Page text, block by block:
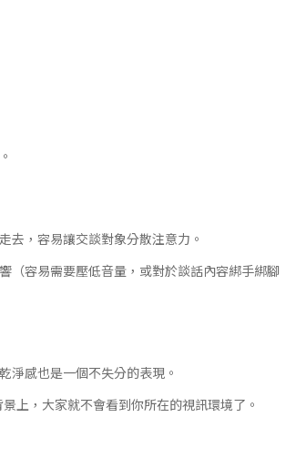
去，容易讓交談對象分散注意力。
（容易需要壓低音量，或對於談話內容綁手綁腳
淨感也是一個不失分的表現。
上，大家就不會看到你所在的視訊環境了。